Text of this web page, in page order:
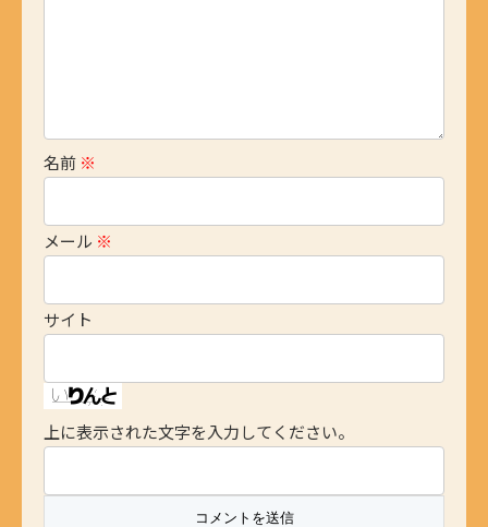
名前 ※
メール ※
サイト
上に表示された文字を入力してください。